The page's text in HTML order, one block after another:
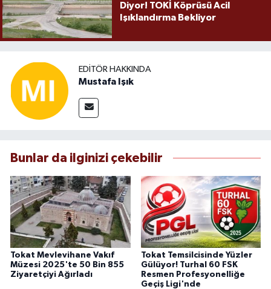
Diyor! TOKİ Köprüsü Acil
Işıklandırma Bekliyor
EDITÖR HAKKINDA
Mustafa Işık
Bunlar da ilginizi çekebilir
Tokat Mevlevihane Vakıf
Müzesi 2025'te 50 Bin 855
Ziyaretçiyi Ağırladı
Tokat Temsilcisinde Yüzler
Gülüyor! Turhal 60 FSK
Resmen Profesyonelliğe
Geçiş Ligi'nde